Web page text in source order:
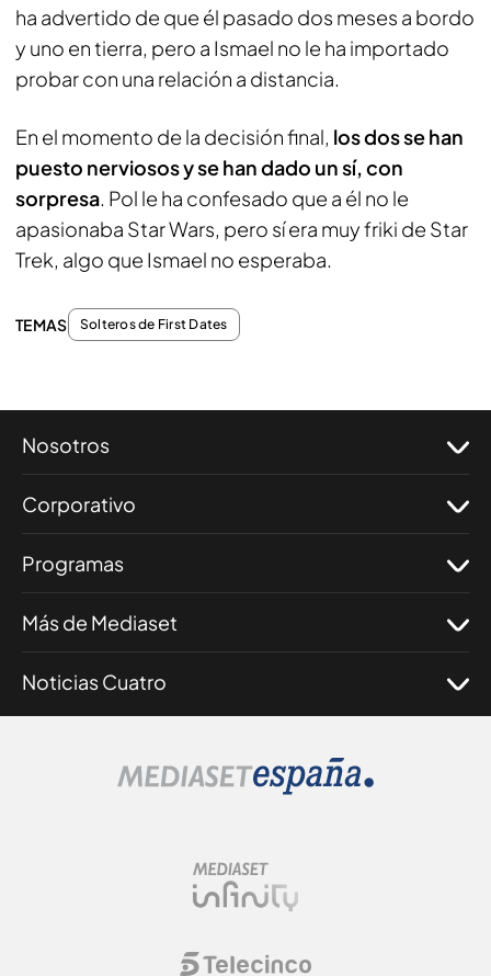
ha advertido de que él pasado dos meses a bordo
y uno en tierra, pero a Ismael no le ha importado
probar con una relación a distancia.
En el momento de la decisión final, los dos se han
puesto nerviosos y se han dado un sí, con
sorpresa. Pol le ha confesado que a él no le
apasionaba Star Wars, pero sí era muy friki de Star
Trek, algo que Ismael no esperaba.
TEMAS Solteros de First Dates
Nosotros
Corporativo
Programas
Más de Mediaset
Noticias Cuatro